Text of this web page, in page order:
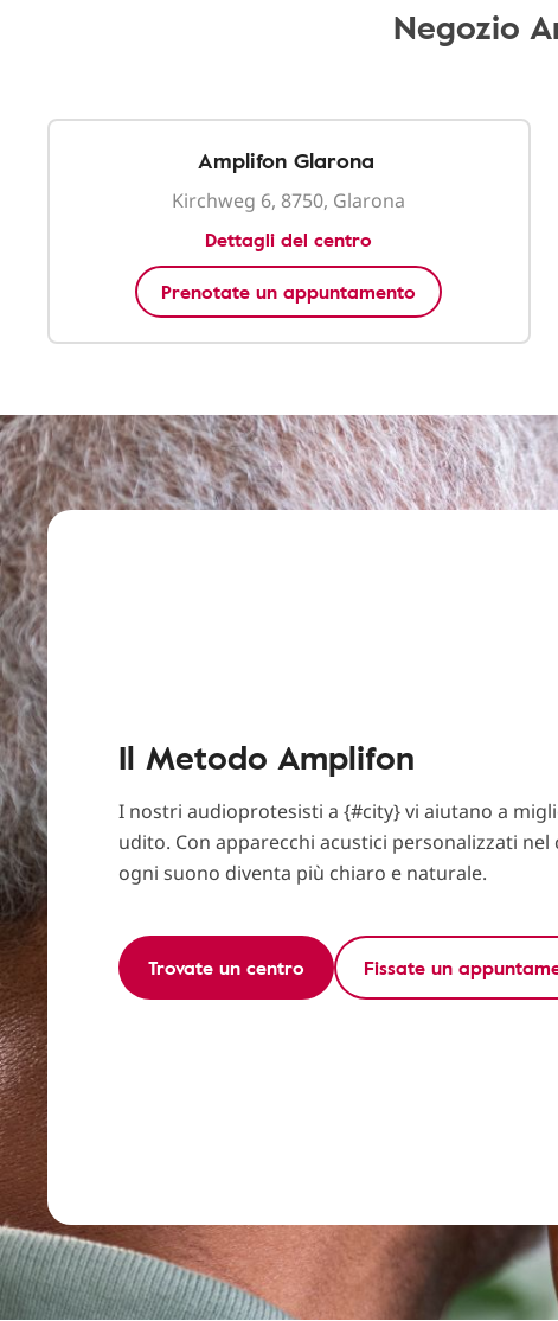
Negozio
Amplifon Glarona
Kirchweg 6, 8750, Glarona
Dettagli del centro
Prenotate un appuntamento
Il Metodo Amplifon
I nostri audioprotesisti a {#city} vi aiutano a
udito. Con apparecchi acustici personalizzati
ogni suono diventa più chiaro e naturale.
Trovate un centro Fissate un